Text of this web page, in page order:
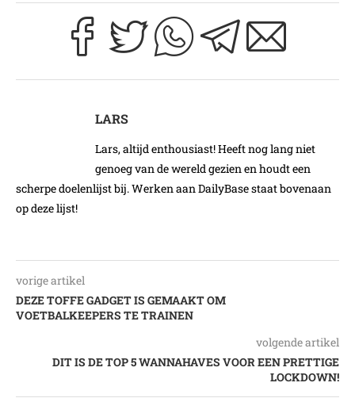
LARS
Lars, altijd enthousiast! Heeft nog lang niet
genoeg van de wereld gezien en houdt een
scherpe doelenlijst bij. Werken aan DailyBase staat bovenaan
op deze lijst!
vorige artikel
DEZE TOFFE GADGET IS GEMAAKT OM
VOETBALKEEPERS TE TRAINEN
volgende artikel
DIT IS DE TOP 5 WANNAHAVES VOOR EEN PRETTIGE
LOCKDOWN!